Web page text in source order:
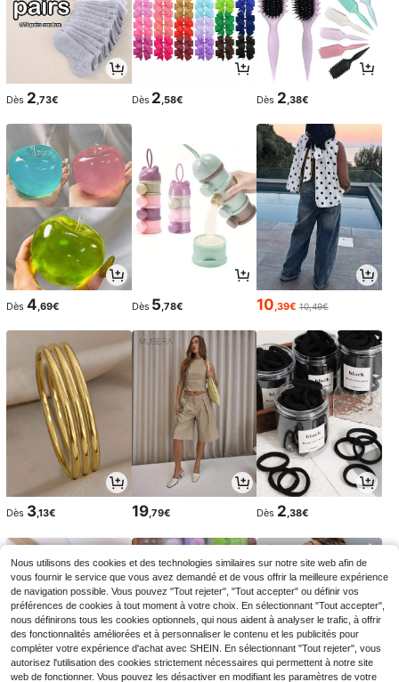
Dès 2,73€ Dès 2,58€ Dès 2,38€
Dès 4,69€ Dès 5,78€ 10,39€ 10,49€
Dès 3,13€ 19,79€ Dès 2,38€
Nous utilisons des cookies et des technologies similaires sur notre site web afin de
vous fournir le service que vous avez demandé et de vous offrir la meilleure expérience
de navigation possible. Vous pouvez "Tout rejeter", "Tout accepter" ou définir vos
préférences de cookies à tout moment à votre choix. En sélectionnant "Tout accepter",
nous définirons tous les cookies optionnels, qui nous aident à analyser le trafic, à offrir
des fonctionnalités améliorées et à personnaliser le contenu et les publicités pour
compléter votre expérience d'achat avec SHEIN. En sélectionnant "Tout rejeter", vous
autorisez l'utilisation des cookies strictement nécessaires qui permettent à notre site
web de fonctionner. Vous pouvez les désactiver en modifiant les paramètres de votre